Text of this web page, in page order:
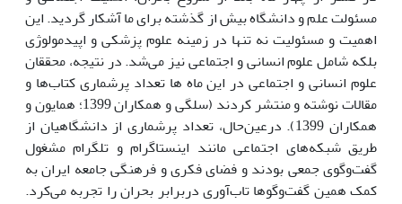
مسئولت علم و دانشگاه بیش از گذشته برای ما آشکار گردید. این
اهمیت و مسئولیت نه تنها در زمینه علوم پزشکی و اپیدمولوژی
بلکه شامل علوم انسانی و اجتماعی نیز می‌شد. در نتیجه، محققان
علوم انسانی و اجتماعی در این ماه ها تعداد پرشماری کتاب‌ها و
مقالات نوشته و منتشر کردند (سلگی و همکاران 1399؛ همایون و
همکاران 1399). در‌عین‌حال، تعداد پرشماری از دانشگاهیان از
طریق شبکه‌های اجتماعی مانند اینستاگرام و تلگرام مشغول
گفت‌وگوی جمعی بودند و فضای فکری و فرهنگی جامعه ایران به
کمک همین گفت‌وگوها تاب‌آوری دربرابر بحران را تجربه می‌کرد.